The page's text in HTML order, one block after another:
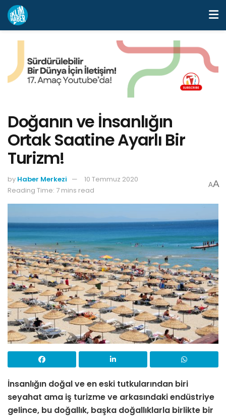
Doğanın ve İnsanlığın
Ortak Saatine Ayarlı Bir
Turizm!
by Haber Merkezi
10 Temmuz 2020
Reading Time: 7 mins read
AA
İnsanlığın doğal ve en eski tutkularından biri
seyahat ama iş turizme ve arkasındaki endüstriye
gelince, bu doğallık, başka doğallıklarla birlikte bir